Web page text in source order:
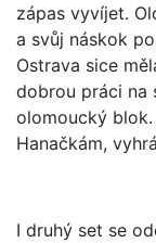
zápas vyvíjet.
a svůj náskok
Ostrava sice
dobrou práci na
olomoucký
Hanačkám,
I druhý set se